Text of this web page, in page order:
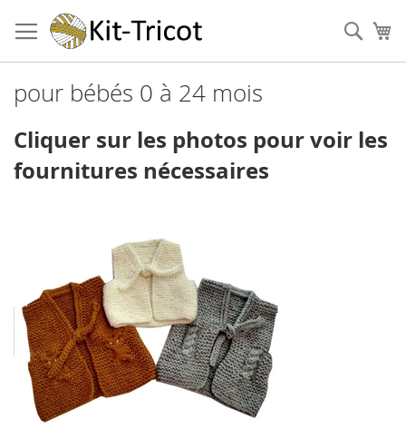
au
contenu
pour bébés 0 à 24 mois
Cliquer sur les photos pour voir les
fournitures nécessaires